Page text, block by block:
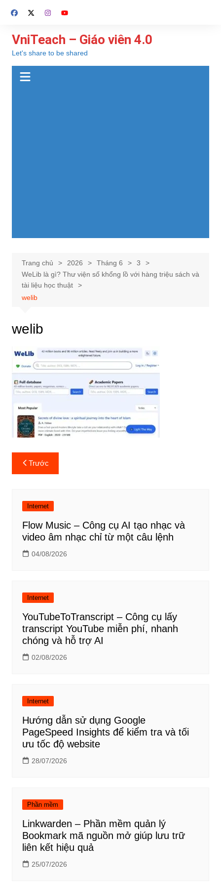
đến
dung
VniTeach – Giáo viên 4.0
Let's share to be shared
Trang chủ 2026 Tháng 6
3
WeLib là gì? Thư viện số khổng lồ với hàng triệu sách và
tài liệu học thuật
welib
welib
Điều
hướng
viết
Trước
Internet
Flow Music – Công cụ AI tạo nhạc và
video âm nhạc chỉ từ một câu lệnh
04/08/2026
Internet
YouTubeToTranscript – Công cụ lấy
transcript YouTube miễn phí, nhanh
chóng và hỗ trợ AI
02/08/2026
Internet
Hướng dẫn sử dụng Google
PageSpeed Insights để kiểm tra và tối
ưu tốc độ website
28/07/2026
Phần mềm
Linkwarden – Phần mềm quản lý
Bookmark mã nguồn mở giúp lưu trữ
liên kết hiệu quả
25/07/2026